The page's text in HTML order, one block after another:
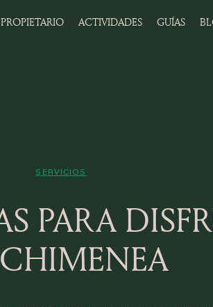
PROPIETARIO ACTIVIDADES GUÍAS
SERVICIOS
PARA